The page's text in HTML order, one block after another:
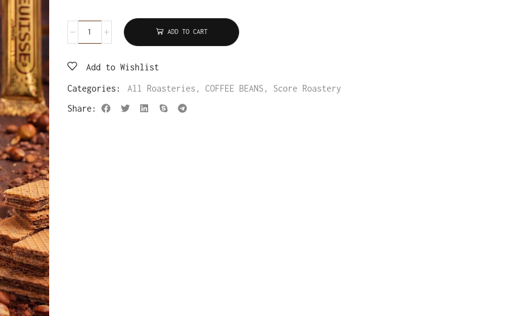
ADD TO CART
Add to Wishlist
Categories: All Roasteries , COFFEE BEANS, Score Roastery
Share: